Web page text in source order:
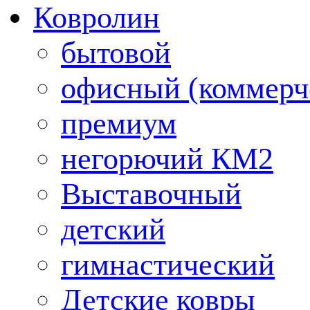
Ковролин
бытовой
офисный
премиум
негорючий КМ2
Выставочный
детский
гимнастический
Детские ковры